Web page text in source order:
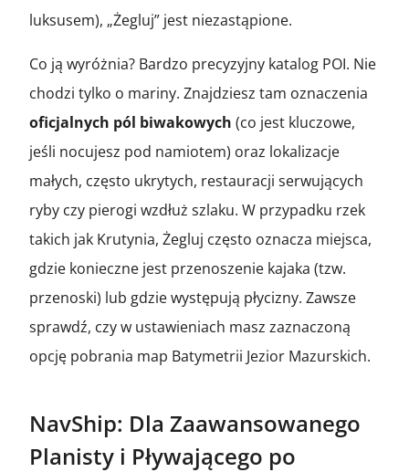
luksusem), „Żegluj” jest niezastąpione.
Co ją wyróżnia? Bardzo precyzyjny katalog POI. Nie
chodzi tylko o mariny. Znajdziesz tam oznaczenia
oficjalnych pól biwakowych (co jest kluczowe,
jeśli nocujesz pod namiotem) oraz lokalizacje
małych, często ukrytych, restauracji serwujących
ryby czy pierogi wzdłuż szlaku. W przypadku rzek
takich jak Krutynia, Żegluj często oznacza miejsca,
gdzie konieczne jest przenoszenie kajaka (tzw.
przenoski) lub gdzie występują płycizny. Zawsze
sprawdź, czy w ustawieniach masz zaznaczoną
opcję pobrania map Batymetrii Jezior Mazurskich.
NavShip: Dla Zaawansowanego
Planisty i Pływającego po